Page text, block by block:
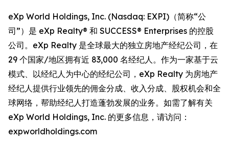
eXp World Holdings, Inc. (Nasdaq: EXPI)（简称“公
司”）是 eXp Realty® 和 SUCCESS® Enterprises 的控股
公司。eXp Realty 是全球最大的独立房地产经纪公司，在
29 个国家/地区拥有近 83,000 名经纪人。作为一家基于云
模式、以经纪人为中心的经纪公司，eXp Realty 为房地产
经纪人提供行业领先的佣金分成、收入分成、股权机会和全
球网络，帮助经纪人打造蓬勃发展的业务。如需了解有关
eXp World Holdings, Inc. 的更多信息，请访问：
expworldholdings.com